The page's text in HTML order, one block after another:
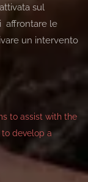
sul
affrontare le
un intervento
to assist with the
develop a